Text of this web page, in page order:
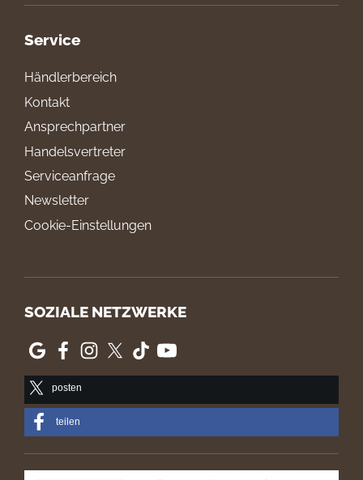
Service
Händlerbereich
Kontakt
Ansprechpartner
Handelsvertreter
Serviceanfrage
Newsletter
Cookie-Einstellungen
SOZIALE NETZWERKE
posten
teilen